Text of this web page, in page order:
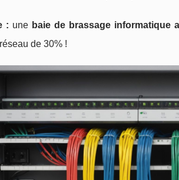
: une baie de brassage informatique
de 30% !